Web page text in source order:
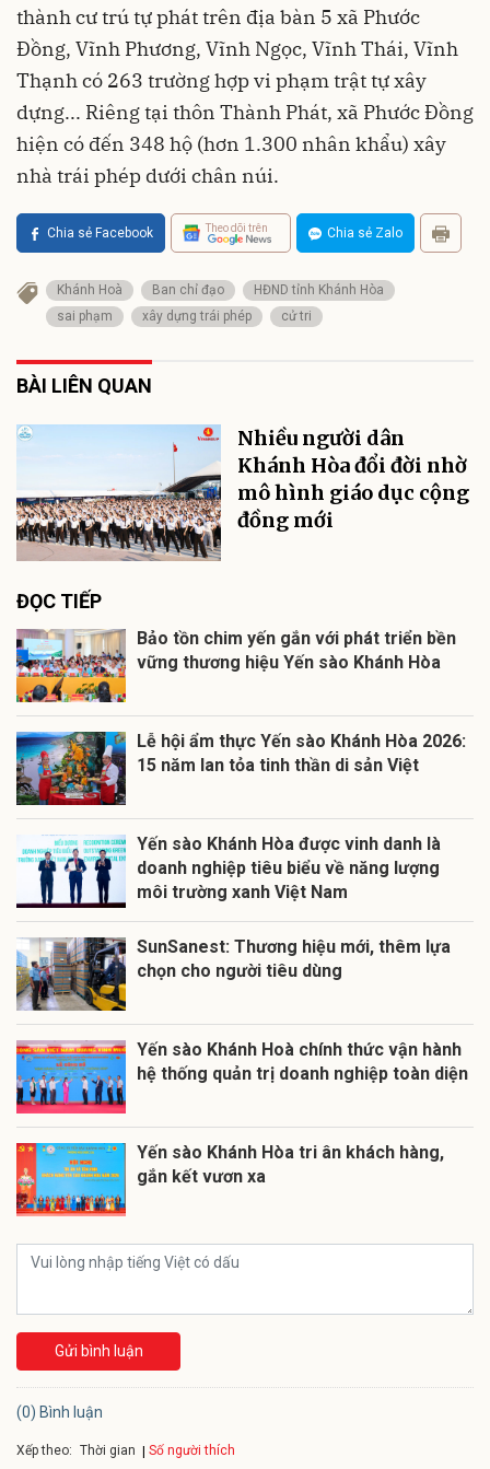
thành cư trú tự phát trên địa bàn 5 xã Phước
Đồng, Vĩnh Phương, Vĩnh Ngọc, Vĩnh Thái, Vĩnh
Thạnh có 263 trường hợp vi phạm trật tự xây
dựng... Riêng tại thôn Thành Phát, xã Phước Đồng
hiện có đến 348 hộ (hơn 1.300 nhân khẩu) xây
nhà trái phép dưới chân núi.
Chia sẻ Facebook Theo dõi trên Chia sẻ Zalo
Khánh Hoà Ban chỉ đạo
HĐND tỉnh Khánh Hòa
sai phạm
xây dựng trái phép cử tri
BÀI LIÊN QUAN
Nhiều người dân
Khánh Hòa đổi đời nhờ
mô hình giáo dục cộng
đồng mới
ĐỌC TIẾP
Bảo tồn chim yến gắn với phát triển bền
vững thương hiệu Yến sào Khánh Hòa
Lễ hội ẩm thực Yến sào Khánh Hòa 2026:
15 năm lan tỏa tinh thần di sản Việt
Yến sào Khánh Hòa được vinh danh là
doanh nghiệp tiêu biểu về năng lượng
môi trường xanh Việt Nam
SunSanest: Thương hiệu mới, thêm lựa
chọn cho người tiêu dùng
Yến sào Khánh Hoà chính thức vận hành
hệ thống quản trị doanh nghiệp toàn diện
Yến sào Khánh Hòa tri ân khách hàng,
gắn kết vươn xa
Gửi bình luận
(0) Bình luận
Xếp theo: Thời gian Số người thích